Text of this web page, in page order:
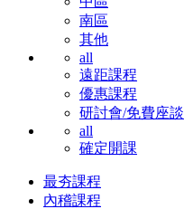
南區
其他
all
遠距課程
優惠課程
研討會/免費座談
all
確定開課
最夯課程
內稽課程